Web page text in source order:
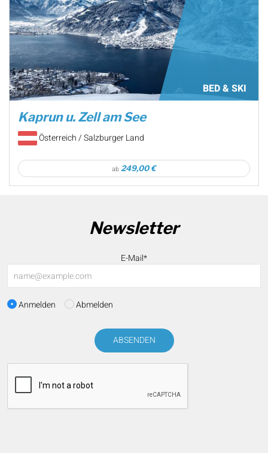
BED & SKI
Kaprun u. Zell am See
Österreich / Salzburger Land
ab 249,00 €
Newsletter
E-Mail*
Anmelden Abmelden
ABSENDEN